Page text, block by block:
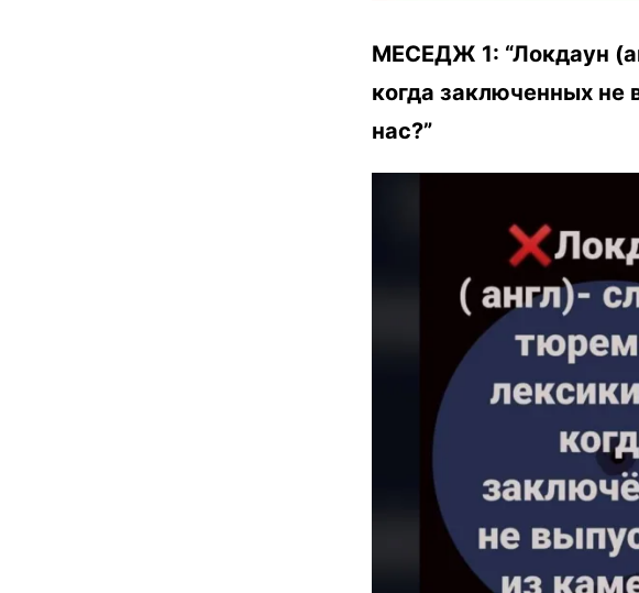
МЕСЕДЖ 1: “Локдаун
когда заключенных
нас?”